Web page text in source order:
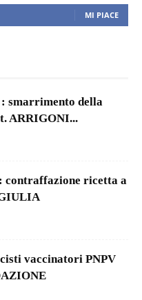
MI PIACE
: smarrimento della
ARRIGONI...
contraffazione ricetta a
vaccinatori PNPV